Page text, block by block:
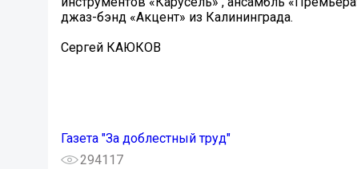
джаз-бэнд «Акцент» из Калининграда.
Сергей КАЮКОВ
Газета "За доблестный труд"
294117